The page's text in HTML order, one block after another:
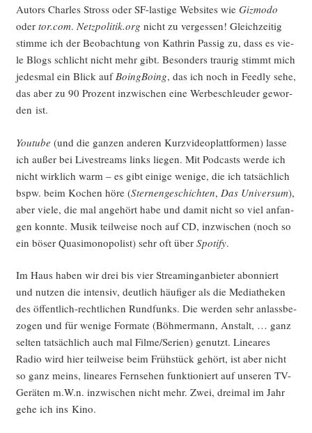
Autors Charles Stross oder SF-las­ti­ge Web­sites wie Giz­mo­do
oder tor.com. Netzpolitik.org nicht zu ver­ges­sen! Gleich­zei­tig
stim­me ich der Beob­ach­tung von Kath­rin Pas­sig zu, dass es vie­
le Blogs schlicht nicht mehr gibt. Beson­ders trau­rig stimmt mich
jedes­mal ein Blick aufBoing­Bo­ing, das ich noch in Feed­ly sehe,
das aber zu 90 Pro­zent inzwi­schen eine Wer­be­schleu­der gewor­
den ist.
You­tube (und die gan­zen ande­ren Kurz­vi­deo­platt­for­men) las­se
ich außer bei Live­streams links lie­gen. Mit Pod­casts wer­de ich
nicht wirk­lich warm – es gibt eini­ge weni­ge, die ich tat­säch­lich
bspw. beim Kochen höre (Ster­nen­ge­schich­ten, Das Uni­ver­sum),
aber vie­le, die mal ange­hört habe und damit nicht so viel anfan­
gen konn­te. Musik teil­wei­se noch auf CD, inzwi­schen (noch so
ein böser Qua­si­mo­no­po­list) sehr oft über Spo­ti­fy.
Im Haus haben wir drei bis vier Strea­ming­an­bie­ter abon­niert
und nut­zen die inten­siv, deut­lich häu­fi­ger als die Media­the­ken
des öffent­lich-recht­li­chen Rund­funks. Die wer­den sehr anlass­be­
zo­gen und für weni­ge For­ma­te (Böh­mer­mann, Anstalt, … ganz
sel­ten tat­säch­lich auch mal Filme/Serien) genutzt. Linea­res
Radio wird hier teil­wei­se beim Früh­stück gehört, ist aber nicht
so ganz meins, linea­res Fern­se­hen funk­tio­niert auf unse­ren TV-
Gerä­ten m.W.n. inzwi­schen nicht mehr. Zwei, drei­mal im Jahr
gehe ich ins Kino.